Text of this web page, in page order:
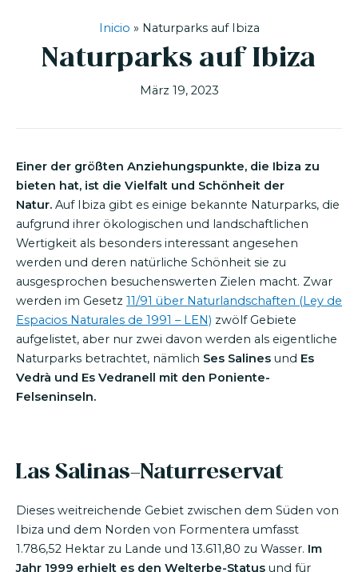
Inicio » Naturparks auf Ibiza
Naturparks auf Ibiza
März 19, 2023
Einer der größten Anziehungspunkte, die Ibiza zu
bieten hat, ist die Vielfalt und Schönheit der
Natur. Auf Ibiza gibt es einige bekannte Naturparks, die
aufgrund ihrer ökologischen und landschaftlichen
Wertigkeit als besonders interessant angesehen
werden und deren natürliche Schönheit sie zu
ausgesprochen besuchenswerten Zielen macht. Zwar
werden im Gesetz 11/91 über Naturlandschaften (Ley de
Espacios Naturales de 1991 – LEN) zwölf Gebiete
aufgelistet, aber nur zwei davon werden als eigentliche
Naturparks betrachtet, nämlich Ses Salines und Es
Vedrà und Es Vedranell mit den Poniente-
Felseninseln.
Las Salinas-Naturreservat
Dieses weitreichende Gebiet zwischen dem Süden von
Ibiza und dem Norden von Formentera umfasst
1.786,52 Hektar zu Lande und 13.611,80 zu Wasser. Im
Jahr 1999 erhielt es den Welterbe-Status und für